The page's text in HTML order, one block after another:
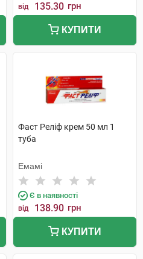
від 135.30 грн
КУПИТИ
Фаст Реліф крем 50 мл 1
туба
Емамі
Є в наявності
від 138.90 грн
КУПИТИ